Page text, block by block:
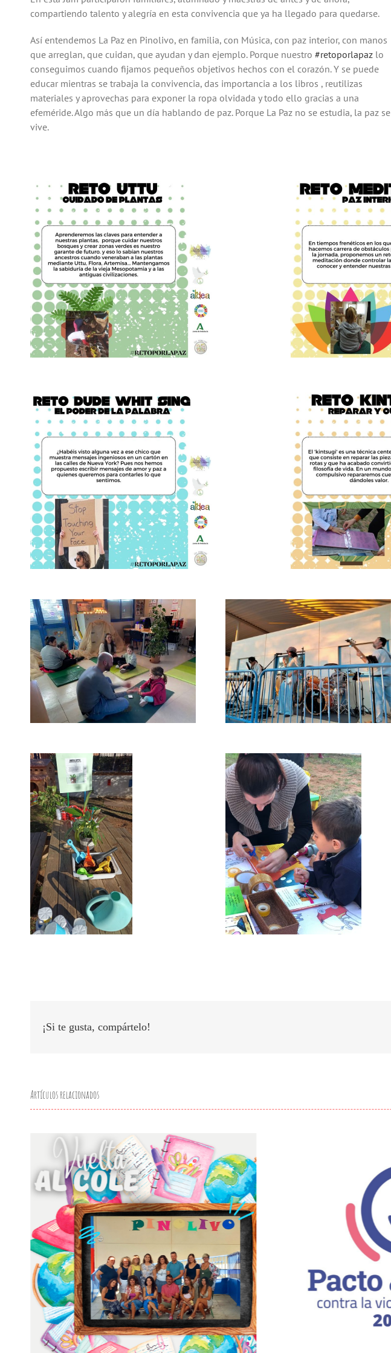
compartiendo talento y alegría en esta convivencia que ya ha llegado para quedarse.
Así entendemos La Paz en Pinolivo, en familia, con Música, con paz interior, con manos
que arreglan, que cuidan, que ayudan y dan ejemplo. Porque nuestro #retoporlapaz lo
conseguimos cuando fijamos pequeños objetivos hechos con el corazón. Y se puede
educar mientras se trabaja la convivencia, das importancia a los libros , reutilizas
materiales y aprovechas para exponer la ropa olvidada y todo ello gracias a una
efeméride. Algo más que un día hablando de paz. Porque La Paz no se estudia, la paz se
vive.
¡Si te gusta, compártelo!
Artículos relacionados